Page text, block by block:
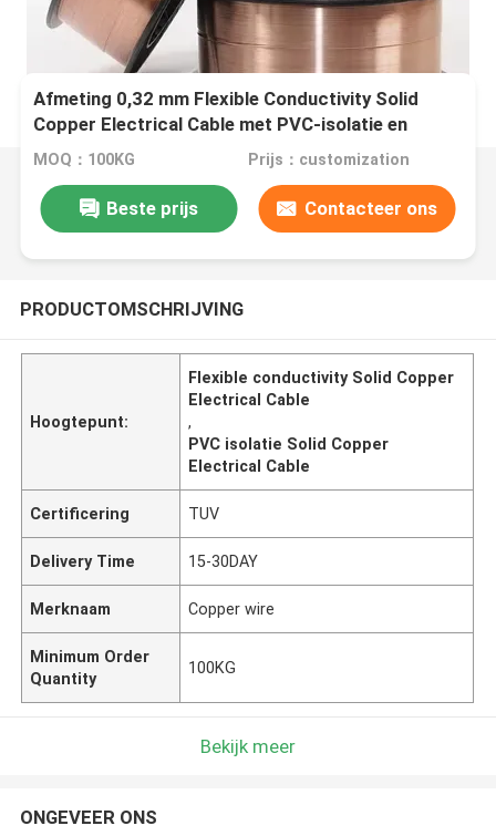
Afmeting 0,32 mm Flexible Conductivity Solid
Copper Electrical Cable met PVC-isolatie en
sterke treksterkte
MOQ：100KG Prijs：customization
Beste prijs Contacteer ons
PRODUCTOMSCHRIJVING
Hoogtepunt:
Flexible conductivity Solid Copper
Electrical Cable
,
PVC isolatie Solid Copper
Electrical Cable
Certificering TUV
Delivery Time 15-30DAY
Merknaam Copper wire
Minimum Order
Quantity
100KG
Bekijk meer
ONGEVEER ONS